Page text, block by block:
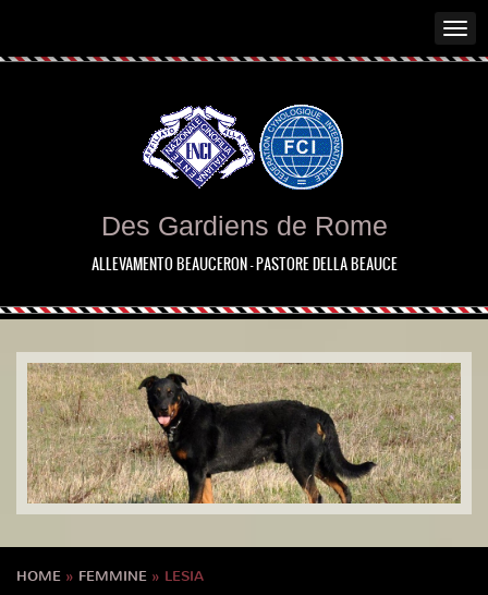
Des Gardiens de Rome
ALLEVAMENTO BEAUCERON - PASTORE DELLA BEAUCE
HOME » FEMMINE » LESIA